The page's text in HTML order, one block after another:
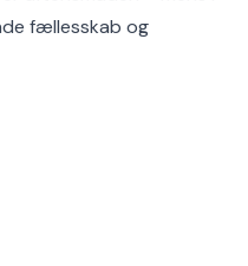
fællesskab og